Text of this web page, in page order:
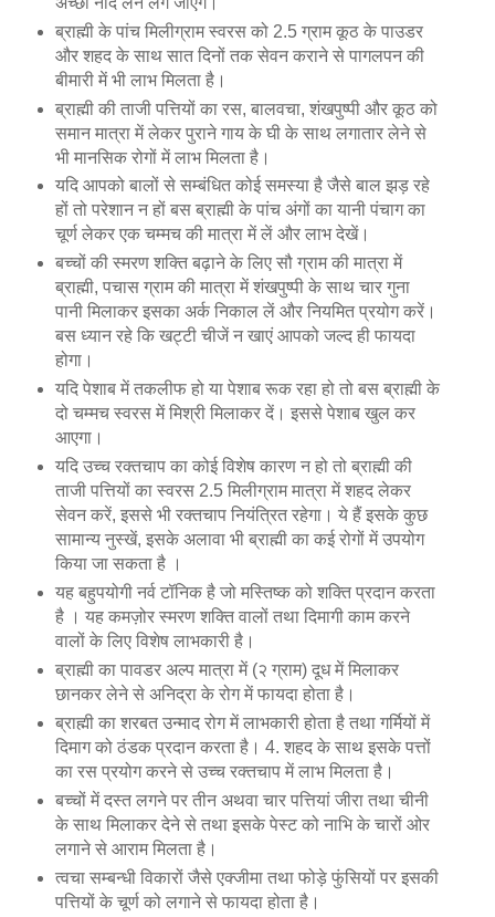
ब्राह्मी के पांच मिलीग्राम स्वरस को 2.5 ग्राम कूठ के पाउडर
और शहद के साथ सात दिनों तक सेवन कराने से पागलपन की
बीमारी में भी लाभ मिलता है।
ब्राह्मी की ताजी पत्तियों का रस, बालवचा, शंखपुष्पी और कूठ को
समान मात्रा में लेकर पुराने गाय के घी के साथ लगातार लेने से
भी मानसिक रोगों में लाभ मिलता है।
यदि आपको बालों से सम्बंधित कोई समस्या है जैसे बाल झड़ रहे
हों तो परेशान न हों बस ब्राह्मी के पांच अंगों का यानी पंचाग का
चूर्ण लेकर एक चम्मच की मात्रा में लें और लाभ देखें।
बच्चों की स्मरण शक्ति बढ़ाने के लिए सौ ग्राम की मात्रा में
ब्राह्मी, पचास ग्राम की मात्रा में शंखपुष्पी के साथ चार गुना
पानी मिलाकर इसका अर्क निकाल लें और नियमित प्रयोग करें।
बस ध्यान रहे कि खट्टी चीजें न खाएं आपको जल्द ही फायदा
होगा।
यदि पेशाब में तकलीफ हो या पेशाब रूक रहा हो तो बस ब्राह्मी के
दो चम्मच स्वरस में मिश्री मिलाकर दें। इससे पेशाब खुल कर
आएगा।
यदि उच्च रक्तचाप का कोई विशेष कारण न हो तो ब्राह्मी की
ताजी पत्तियों का स्वरस 2.5 मिलीग्राम मात्रा में शहद लेकर
सेवन करें, इससे भी रक्तचाप नियंत्रित रहेगा। ये हैं इसके कुछ
सामान्य नुस्खें, इसके अलावा भी ब्राह्मी का कई रोगों में उपयोग
किया जा सकता है ।
यह बहुपयोगी नर्व टॉनिक है जो मस्तिष्क को शक्ति प्रदान करता
है । यह कमज़ोर स्मरण शक्ति वालों तथा दिमागी काम करने
वालों के लिए विशेष लाभकारी है।
ब्राह्मी का पावडर अल्प मात्रा में (२ ग्राम) दूध में मिलाकर
छानकर लेने से अनिद्रा के रोग में फायदा होता है।
ब्राह्मी का शरबत उन्माद रोग में लाभकारी होता है तथा गर्मियों में
दिमाग को ठंडक प्रदान करता है। 4. शहद के साथ इसके पत्तों
का रस प्रयोग करने से उच्च रक्तचाप में लाभ मिलता है।
बच्चों में दस्त लगने पर तीन अथवा चार पत्तियां जीरा तथा चीनी
के साथ मिलाकर देने से तथा इसके पेस्ट को नाभि के चारों ओर
लगाने से आराम मिलता है।
त्वचा सम्बन्धी विकारों जैसे एक्जीमा तथा फोड़े फुंसियों पर इसकी
पत्तियों के चूर्ण को लगाने से फायदा होता है।